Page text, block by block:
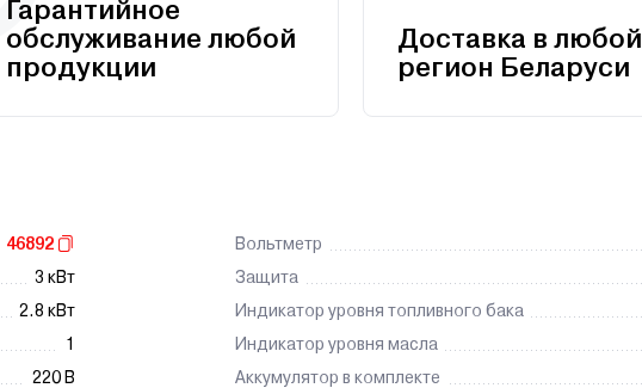
Гарантийное
обслуживание любой
продукции
Доставка в любой
регион Беларуси
46892
3 кВт
2.8 кВт
1
220 В
Вольтметр
Защита
Индикатор уровня топливного бака
Индикатор уровня масла
Аккумулятор в комплекте